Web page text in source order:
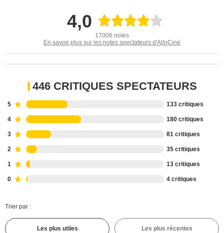
4,0
17006 notes
En savoir plus sur les notes spectateurs d'AlloCiné
446 CRITIQUES SPECTATEURS
5 133 critiques
4 180 critiques
3 81 critiques
2 35 critiques
1 13 critiques
0 4 critiques
Trier par :
Les plus utiles Les plus récentes